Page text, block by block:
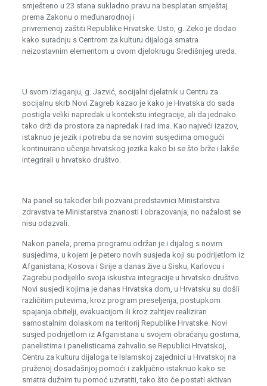
smješteno u 23 stana sukladno pravu na besplatan smještaj
prema Zakonu o međunarodnoj i
privremenoj zaštiti Republike Hrvatske. Usto, g. Zeko je dodao
kako suradnju s Centrom za kulturu dijaloga smatra
neizostavnim elementom u ovom djelokrugu Središnjeg ureda.
U svom izlaganju, g. Jazvić, socijalni djelatnik u Centru za
socijalnu skrb Novi Zagreb kazao je kako je Hrvatska do sada
postigla veliki napredak u kontekstu integracije, ali da jednako
tako drži da prostora za napredak i rad ima. Kao najveći izazov,
istaknuo je jezik i potrebu da se novim susjedima omogući
kontinuirano učenje hrvatskog jezika kako bi se što brže i lakše
integrirali u hrvatsko društvo.
Na panel su također bili pozvani predstavnici Ministarstva
zdravstva te Ministarstva znanosti i obrazovanja, no nažalost se
nisu odazvali.
Nakon panela, prema programu održan je i dijalog s novim
susjedima, u kojem je petero novih susjeda koji su podrijetlom iz
Afganistana, Kosova i Sirije a danas žive u Sisku, Karlovcu i
Zagrebu podijelilo svoja iskustva integracije u hrvatsko društvo.
Novi susjedi kojima je danas Hrvatska dom, u Hrvatsku su došli
različitim putevima, kroz program preseljenja, postupkom
spajanja obitelji, evakuacijom ili kroz zahtjev realiziran
samostalnim dolaskom na teritorij Republike Hrvatske. Novi
susjed podrijetlom iz Afganistana u svojem obraćanju gostima,
panelistima i panelisticama zahvalio se Republici Hrvatskoj,
Centru za kulturu dijaloga te Islamskoj zajednici u Hrvatskoj na
pruženoj dosadašnjoj pomoći i zaključno istaknuo kako se
smatra dužnim tu pomoć uzvratiti, tako što će postati aktivan